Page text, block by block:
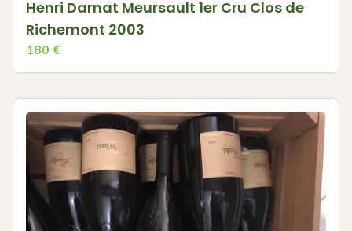
Henri Darnat Meursault 1er Cru Clos de
Richemont 2003
180 €